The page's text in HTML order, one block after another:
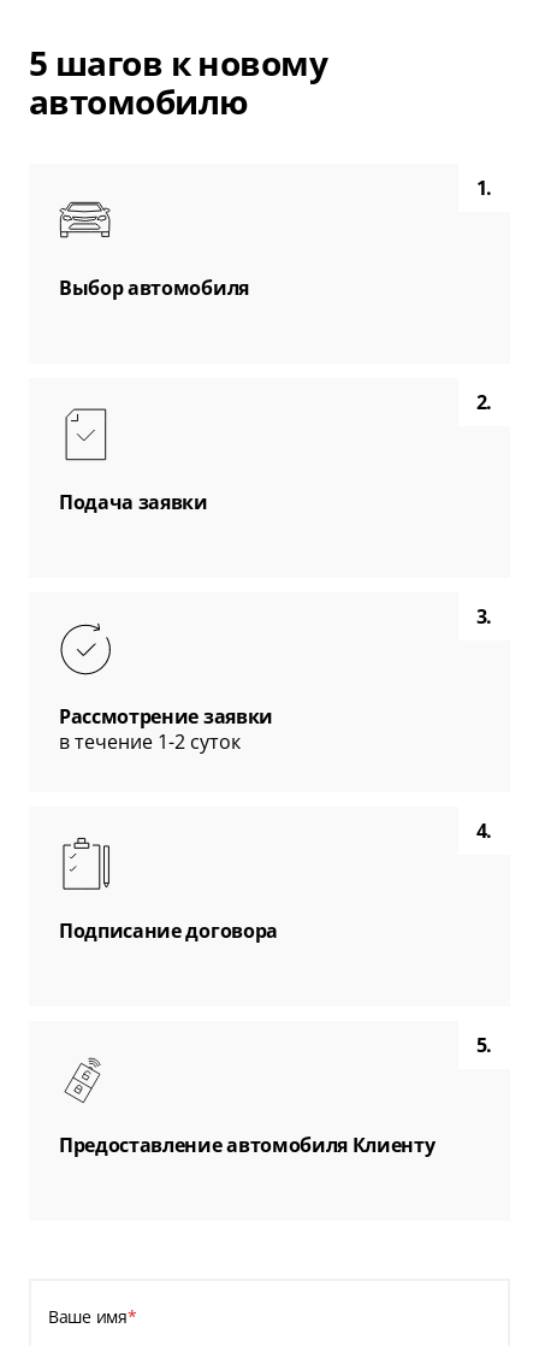
5 шагов к новому
автомобилю
1.
Выбор автомобиля
2.
Подача заявки
3.
Рассмотрение заявки
в течение 1-2 суток
4.
Подписание договора
5.
Предоставление автомобиля Клиенту
Ваше имя*